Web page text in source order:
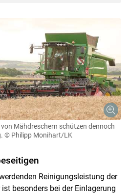
Mähdreschern schützen dennoch
© Philipp Monihart/LK
Reinigungsleistung der
besonders bei der Einlagerung